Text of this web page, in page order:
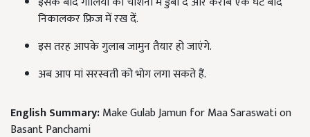
निकालकर फ्रिज में रख दें.
इस तरह आपके गुलाब जामुन तैयार हो जाएंगे.
अब आप मां सरस्वती को भोग लगा सकते हैं.
English Summary:Make Gulab Jamun for Maa Saraswati on
Basant Panchami